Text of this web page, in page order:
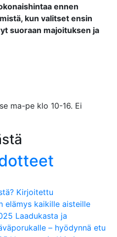
ennen
kun valitset ensin
suoraan majoituksen ja
ma-pe klo 10-16. Ei
Kirjoitettu
elämys kaikille aisteille
Laadukasta ja
– hyödynnä etu